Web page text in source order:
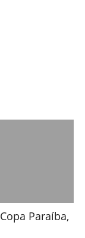
Paraíba,